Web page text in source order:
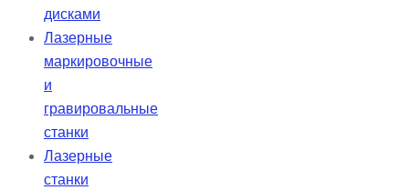
дисками
Лазерные
маркировочные
и
гравировальные
станки
Лазерные
станки